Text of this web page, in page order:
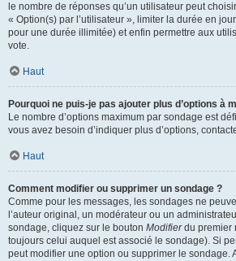
le nombre de réponses qu’un utilisateur peut
« Option(s) par l’utilisateur », limiter la durée en
pour une durée illimitée) et enfin permettre aux
vote.
Haut
Pourquoi ne puis-je pas ajouter plus d’options à
Le nombre d’options maximum par sondage est
vous avez besoin d’indiquer plus d’options,
Haut
Comment modifier ou supprimer un sondage ?
Comme pour les messages, les sondages ne
l’auteur original, un modérateur ou un
sondage, cliquez sur le bouton Modifierdu premier
toujours celui auquel est associé le sondage). Si
peut modifier une option ou supprimer le sondage.